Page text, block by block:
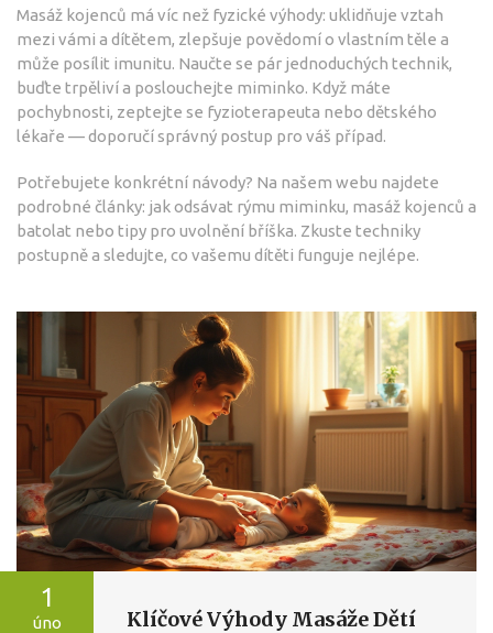
Masáž kojenců má víc než fyzické výhody: uklidňuje vztah
mezi vámi a dítětem, zlepšuje povědomí o vlastním těle a
může posílit imunitu. Naučte se pár jednoduchých technik,
buďte trpěliví a poslouchejte miminko. Když máte
pochybnosti, zeptejte se fyzioterapeuta nebo dětského
lékaře — doporučí správný postup pro váš případ.
Potřebujete konkrétní návody? Na našem webu najdete
podrobné články: jak odsávat rýmu miminku, masáž kojenců a
batolat nebo tipy pro uvolnění bříška. Zkuste techniky
postupně a sledujte, co vašemu dítěti funguje nejlépe.
1
úno
Klíčové Výhody Masáže Dětí